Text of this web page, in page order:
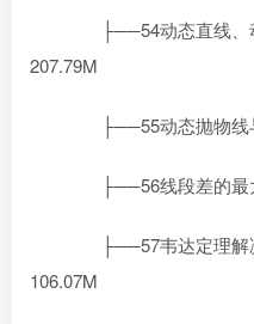
├──54动态直线、
207.79M
├──55动态抛物线
├──56线段差的最
├──57韦达定理解
106.07M